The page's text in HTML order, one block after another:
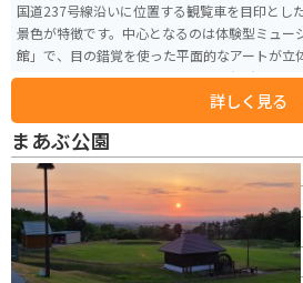
国道237号線沿いに位置する観覧車を目印とし
景色が特徴です。中心となるのは体験型ミュー
館」で、目の錯覚を使った平面的なアートが立
ています。また、地上50メートルの観覧車か
の食材を用いた「スィーツ工房」で提供する
富良野特産の豚サガリを楽しむことができる「
施設とアトラクションが揃っています。 ここでは体験型の美術館、観覧車、
お土産ショップ、バーベキューテラス、アイス
館、花畑といった、多彩な楽しみ方が可能な施
となく楽しい時間が過ごせます。 道中も富良野の大自然を堪能できて、オス
スメのツーリングコースです。
詳しく見る
まあぶ公園